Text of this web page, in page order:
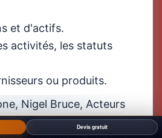
et d'actifs.
activités, les statuts
ou produits.
Devis gratuit